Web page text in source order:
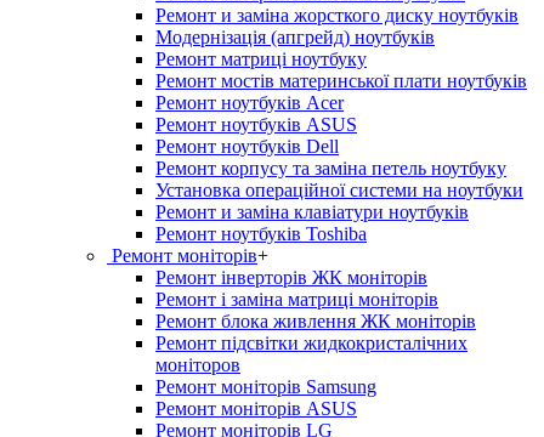
Ремонт и заміна жорсткого диску ноутбуків
Модернізація (апгрейд) ноутбуків
Ремонт матриці ноутбуку
Ремонт мостів материнської плати ноутбуків
Ремонт ноутбуків Acer
Ремонт ноутбуків ASUS
Ремонт ноутбуків Dell
Ремонт корпусу та заміна петель ноутбуку
Установка операційної системи на ноутбуки
Ремонт и заміна клавіатури ноутбуків
Ремонт ноутбуків Toshiba
Ремонт моніторів+
Ремонт інверторів ЖК моніторів
Ремонт і заміна матриці моніторів
Ремонт блока живлення ЖК моніторів
Ремонт підсвітки жидкокристалічних
моніторов
Ремонт моніторів Samsung
Ремонт моніторів ASUS
Ремонт моніторів LG